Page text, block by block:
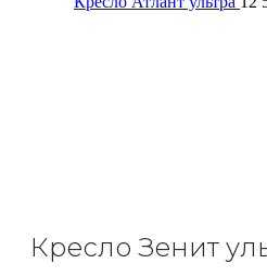
Кресло Зенит